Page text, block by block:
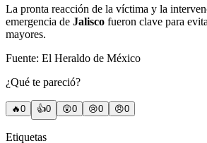
La pronta reacción de la víctima y la
emergencia de Jalisco fueron clave para
mayores.
Fuente: El Heraldo de México
¿Qué te pareció?
🔥0 👍0 😲0 😢0 😠0
Etiquetas